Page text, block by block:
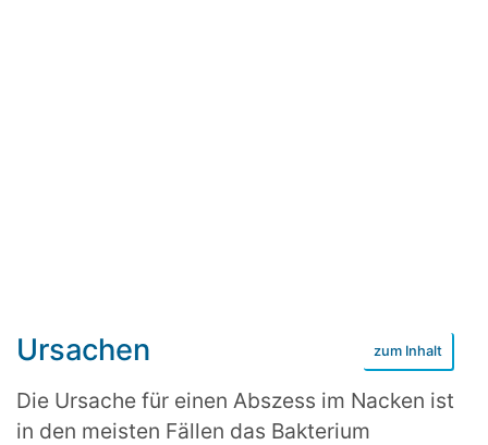
Ursachen
Die Ursache für einen Abszess im Nacken ist
in den meisten Fällen das Bakterium